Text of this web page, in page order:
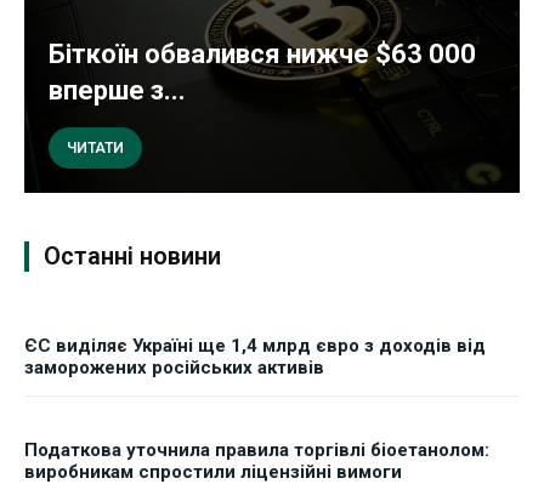
Біткоїн обвалився нижче $63 000
вперше з...
ЧИТАТИ
Останні новини
ЄС виділяє Україні ще 1,4 млрд євро з доходів від
заморожених російських активів
Податкова уточнила правила торгівлі біоетанолом:
виробникам спростили ліцензійні вимоги